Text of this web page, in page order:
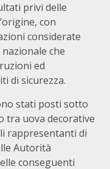
privi delle
con
considerate
che
ed
di sicurezza.
stati posti sotto
tra uova decorative
rappresentanti di
Autorità
conseguenti